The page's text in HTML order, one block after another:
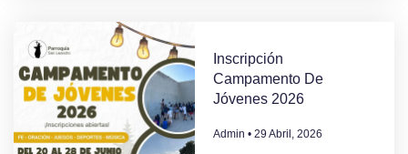
Inscripción
Campamento De
Jóvenes 2026
Admin 29 Abril, 2026